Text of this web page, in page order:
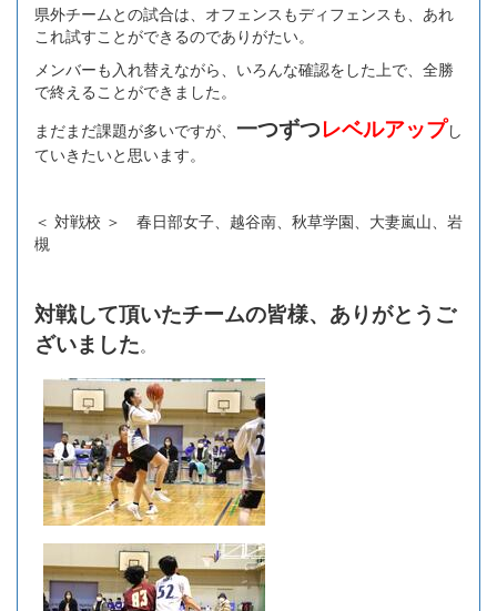
県外チームとの試合は、オフェンスもディフェンスも、あれ
これ試すことができるのでありがたい。
メンバーも入れ替えながら、いろんな確認をした上で、全勝
で終えることができました。
まだまだ課題が多いですが、 一つずつレベルアップし
ていきたいと思います。
＜ 対戦校 ＞ 春日部女子、越谷南、秋草学園、大妻嵐山、岩
槻
対戦して頂いたチームの皆様、ありがとうご
ざいました。